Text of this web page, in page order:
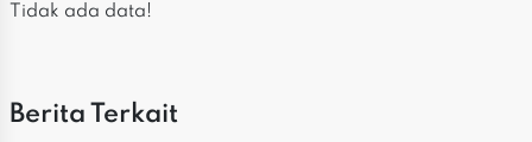
Tidak ada data!
Berita Terkait